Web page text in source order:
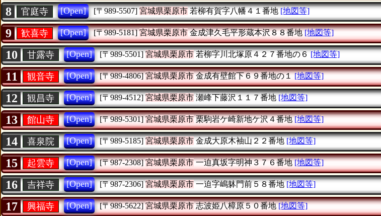
8 官庭寺 [Open] [〒989-5507] 宮城県栗原市若柳有賀字八幡４１番地 [地図等]
9 歓喜寺 [Open] [〒989-5181] 宮城県栗原市金成津久毛平形蔵本沢８８番地 [地図等]
10 甘露寺 [Open] [〒989-5501] 宮城県栗原市若柳字川北塚原４２７番地の６ [地図等]
11 観音寺 [Open] [〒989-4806] 宮城県栗原市金成有壁館下６９番地の１ [地図等]
12 観昌寺 [Open] [〒989-4512] 宮城県栗原市瀬峰下藤沢１１７番地 [地図等]
13 館山寺 [Open] [〒989-5301] 宮城県栗原市栗駒岩ケ崎新地ケ沢４番地 [地図等]
14 喜泉院 [Open] [〒989-5185] 宮城県栗原市金成大原木袖山２２番地 [地図等]
15 起雲寺 [Open] [〒987-2308] 宮城県栗原市一迫真坂字明神３７６番地 [地図等]
16 吉祥寺 [Open] [〒987-2306] 宮城県栗原市一迫字嶋躰門前５８番地 [地図等]
17 興福寺 [Open] [〒989-5622] 宮城県栗原市志波姫八樟原５０番地 [地図等]